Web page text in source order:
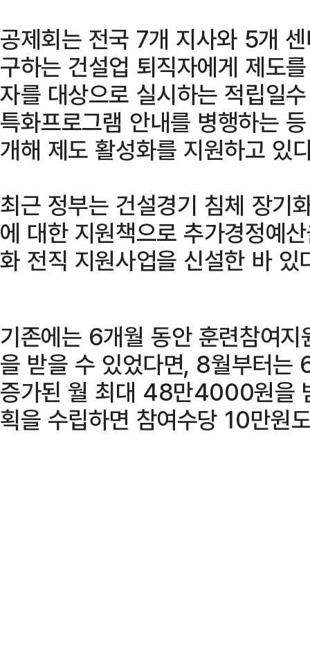
공제회는 전국 7개 지사와 5개
구하는 건설업 퇴직자에게 제도
자를 대상으로 실시하는 적립일
특화프로그램 안내를 병행하는
개해 제도 활성화를 지원하고 있
최근 정부는 건설경기 침체 장기
에 대한 지원책으로 추가경정예
화 전직 지원사업을 신설한 바 있
기존에는 6개월 동안 훈련참여
을 받을 수 있었다면, 8월부터는
증가된 월 최대 48만4000원을
획을 수립하면 참여수당 10만원